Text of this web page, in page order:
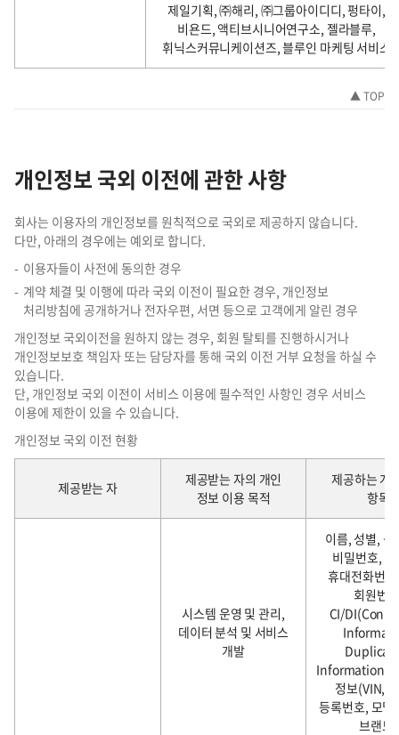
제일기획, ㈜해리, ㈜그룹아이디디, 펑타이,
비욘드, 액티브시니어연구소, 젤라블루,
휘닉스커뮤니케이션즈, 블루인 마케팅 서비스
▲ TOP
개인정보 국외 이전에 관한 사항
회사는 이용자의 개인정보를 원칙적으로 국외로 제공하지 않습니다.
다만, 아래의 경우에는 예외로 합니다.
이용자들이 사전에 동의한 경우
계약 체결 및 이행에 따라 국외 이전이 필요한 경우, 개인정보
처리방침에 공개하거나 전자우편, 서면 등으로 고객에게 알린 경우
개인정보 국외이전을 원하지 않는 경우, 회원 탈퇴를 진행하시거나
개인정보보호 책임자 또는 담당자를 통해 국외 이전 거부 요청을 하실 수
있습니다.
단, 개인정보 국외 이전이 서비스 이용에 필수적인 사항인 경우 서비스
이용에 제한이 있을 수 있습니다.
개인정보 국외 이전 현황
보
제공받는 자
제공받는 자의 개인
정보 이용 목적
제공하는 개
항목
시스템 운영 및 관리,
데이터 분석 및 서비스
개발
이름, 성별, 생
비밀번호,
휴대전화번
회원번
CI/
Information),
정보(VIN,
등록번호, 모델
브랜드)